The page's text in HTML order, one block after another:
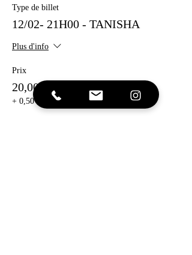
Type de billet
12/02- 21H00 - TANISHA
Plus d'info
Prix
20,00 €
+ 0,50 € de frais de billetterie